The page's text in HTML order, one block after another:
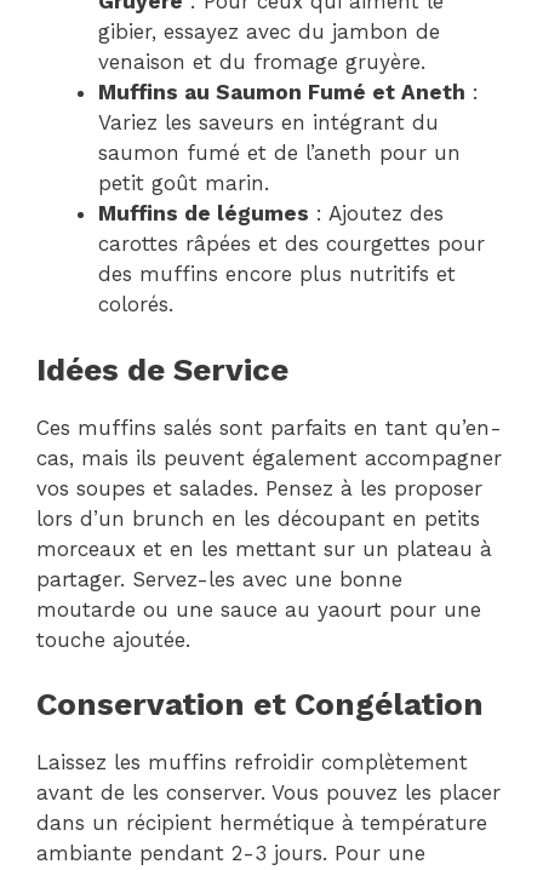
gibier, essayez avec du jambon de
venaison et du fromage gruyère.
Muffins au Saumon Fumé et Aneth :
Variez les saveurs en intégrant du
saumon fumé et de l’aneth pour un
petit goût marin.
Muffins de légumes : Ajoutez des
carottes râpées et des courgettes pour
des muffins encore plus nutritifs et
colorés.
Idées de Service
Ces muffins salés sont parfaits en tant qu’en-
cas, mais ils peuvent également accompagner
vos soupes et salades. Pensez à les proposer
lors d’un brunch en les découpant en petits
morceaux et en les mettant sur un plateau à
partager. Servez-les avec une bonne
moutarde ou une sauce au yaourt pour une
touche ajoutée.
Conservation et Congélation
Laissez les muffins refroidir complètement
avant de les conserver. Vous pouvez les placer
dans un récipient hermétique à température
ambiante pendant 2-3 jours. Pour une